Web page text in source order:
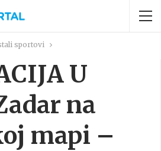
sportovi
U
na
mapi –